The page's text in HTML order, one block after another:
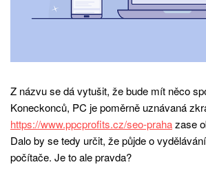
Z názvu se dá vytušit, že bude mít něco
Koneckonců, PC je poměrně uznávaná
https://www.ppcprofits.cz/seo-prahazase
Dalo by se tedy určit, že půjde o
počítače. Je to ale pravda?